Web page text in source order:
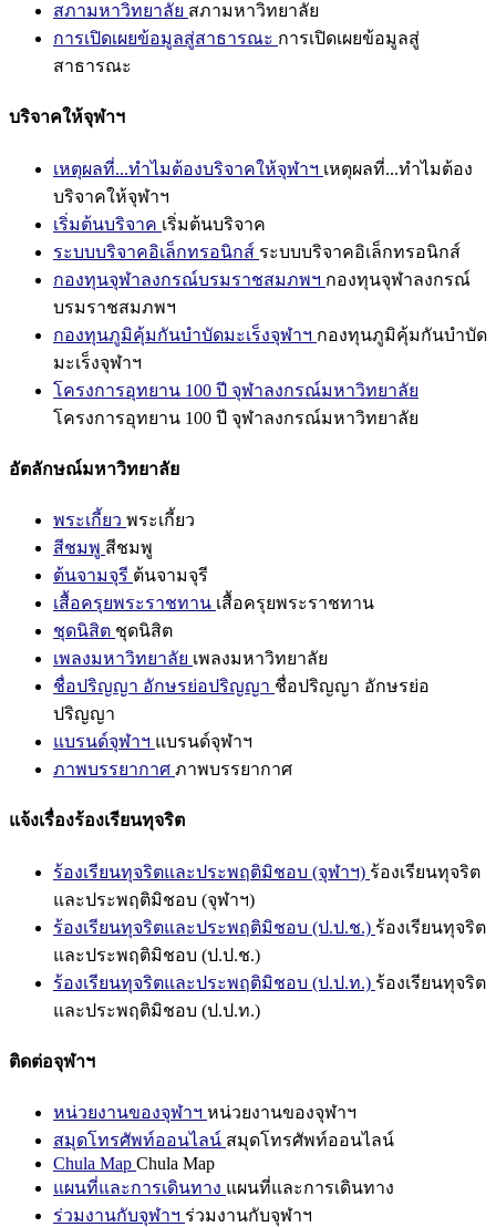
สภามหาวิทยาลัย สภามหาวิทยาลัย
การเปิดเผยข้อมูลสู่สาธารณะ การเปิดเผยข้อมูลสู่
สาธารณะ
บริจาคให้จุฬาฯ
เหตุผลที่...ทำไมต้องบริจาคให้จุฬาฯ เหตุผลที่...ทำไมต้อง
บริจาคให้จุฬาฯ
เริ่มต้นบริจาค เริ่มต้นบริจาค
ระบบบริจาคอิเล็กทรอนิกส์ ระบบบริจาคอิเล็กทรอนิกส์
กองทุนจุฬาลงกรณ์บรมราชสมภพฯ กองทุนจุฬาลงกรณ์
บรมราชสมภพฯ
กองทุนภูมิคุ้มกันบำบัดมะเร็งจุฬาฯ กองทุนภูมิคุ้มกันบำบัด
มะเร็งจุฬาฯ
โครงการอุทยาน 100 ปี จุฬาลงกรณ์มหาวิทยาลัย
โครงการอุทยาน 100 ปี จุฬาลงกรณ์มหาวิทยาลัย
อัตลักษณ์มหาวิทยาลัย
พระเกี้ยว พระเกี้ยว
สีชมพู สีชมพู
ต้นจามจุรี ต้นจามจุรี
เสื้อครุยพระราชทาน เสื้อครุยพระราชทาน
ชุดนิสิต ชุดนิสิต
เพลงมหาวิทยาลัย เพลงมหาวิทยาลัย
ชื่อปริญญา อักษรย่อปริญญา ชื่อปริญญา อักษรย่อ
ปริญญา
แบรนด์จุฬาฯ แบรนด์จุฬาฯ
ภาพบรรยากาศ ภาพบรรยากาศ
แจ้งเรื่องร้องเรียนทุจริต
ร้องเรียนทุจริตและประพฤติมิชอบ (จุฬาฯ) ร้องเรียนทุจริต
และประพฤติมิชอบ (จุฬาฯ)
ร้องเรียนทุจริตและประพฤติมิชอบ (ป.ป.ช.) ร้องเรียนทุจริต
และประพฤติมิชอบ (ป.ป.ช.)
ร้องเรียนทุจริตและประพฤติมิชอบ (ป.ป.ท.) ร้องเรียนทุจริต
และประพฤติมิชอบ (ป.ป.ท.)
ติดต่อจุฬาฯ
หน่วยงานของจุฬาฯ หน่วยงานของจุฬาฯ
สมุดโทรศัพท์ออนไลน์ สมุดโทรศัพท์ออนไลน์
Chula Map Chula Map
แผนที่และการเดินทาง แผนที่และการเดินทาง
ร่วมงานกับจุฬาฯ ร่วมงานกับจุฬาฯ